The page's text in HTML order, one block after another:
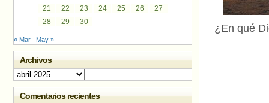
¿En qué
21
22 23 24 25 26
27
28
29 30
« Mar May »
Archivos
Archivos
Comentarios recientes